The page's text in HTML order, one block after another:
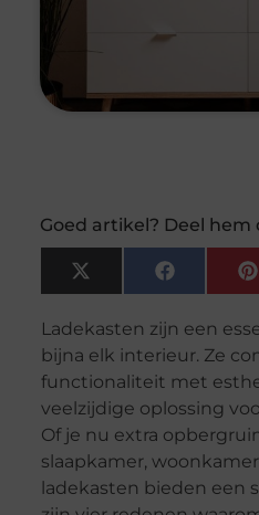
Goed artikel? Deel hem
X
(Twitter)
Facebook
Ladekasten zijn een
bijna elk interieur. Ze
functionaliteit met
veelzijdige oplossing
Of je nu extra
slaapkamer,
ladekasten bieden een